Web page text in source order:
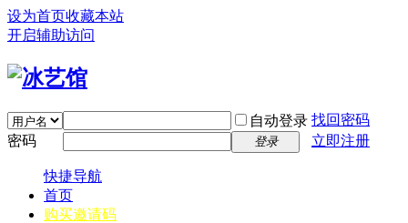
设为首页收藏本站
开启辅助访问
自动登录 找回密码
密码
登录 立即注册
快捷导航
首页
购买邀请码